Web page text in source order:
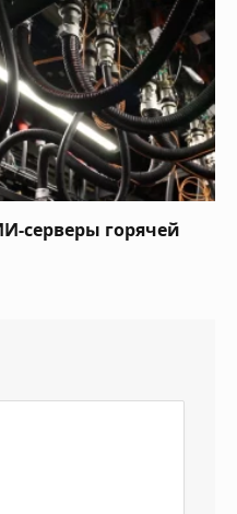
серверы горячей